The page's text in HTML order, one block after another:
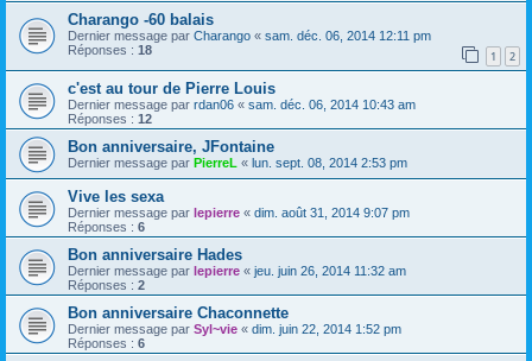
Charango -60 balais
Dernier message par Charango « sam. déc. 06, 2014 12:11 pm
Réponses : 18 1 2
c'est au tour de Pierre Louis
Dernier message par rdan06 « sam. déc. 06, 2014 10:43 am
Réponses : 12
Bon anniversaire, JFontaine
Dernier message par PierreL « lun. sept. 08, 2014 2:53 pm
Vive les sexa
Dernier message par lepierre « dim. août 31, 2014 9:07 pm
Réponses : 6
Bon anniversaire Hades
Dernier message par lepierre « jeu. juin 26, 2014 11:32 am
Réponses : 2
Bon anniversaire Chaconnette
Dernier message par Syl~vie « dim. juin 22, 2014 1:52 pm
Réponses : 6